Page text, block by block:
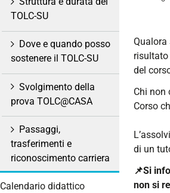
Qualora
del
Chi non
Corso
di un
📌Si
non si
TOLC-SU
Dove e quando posso
sostenere il TOLC-SU
Svolgimento della
prova TOLC@CASA
Passaggi,
trasferimenti e
riconoscimento carriera
Calendario didattico